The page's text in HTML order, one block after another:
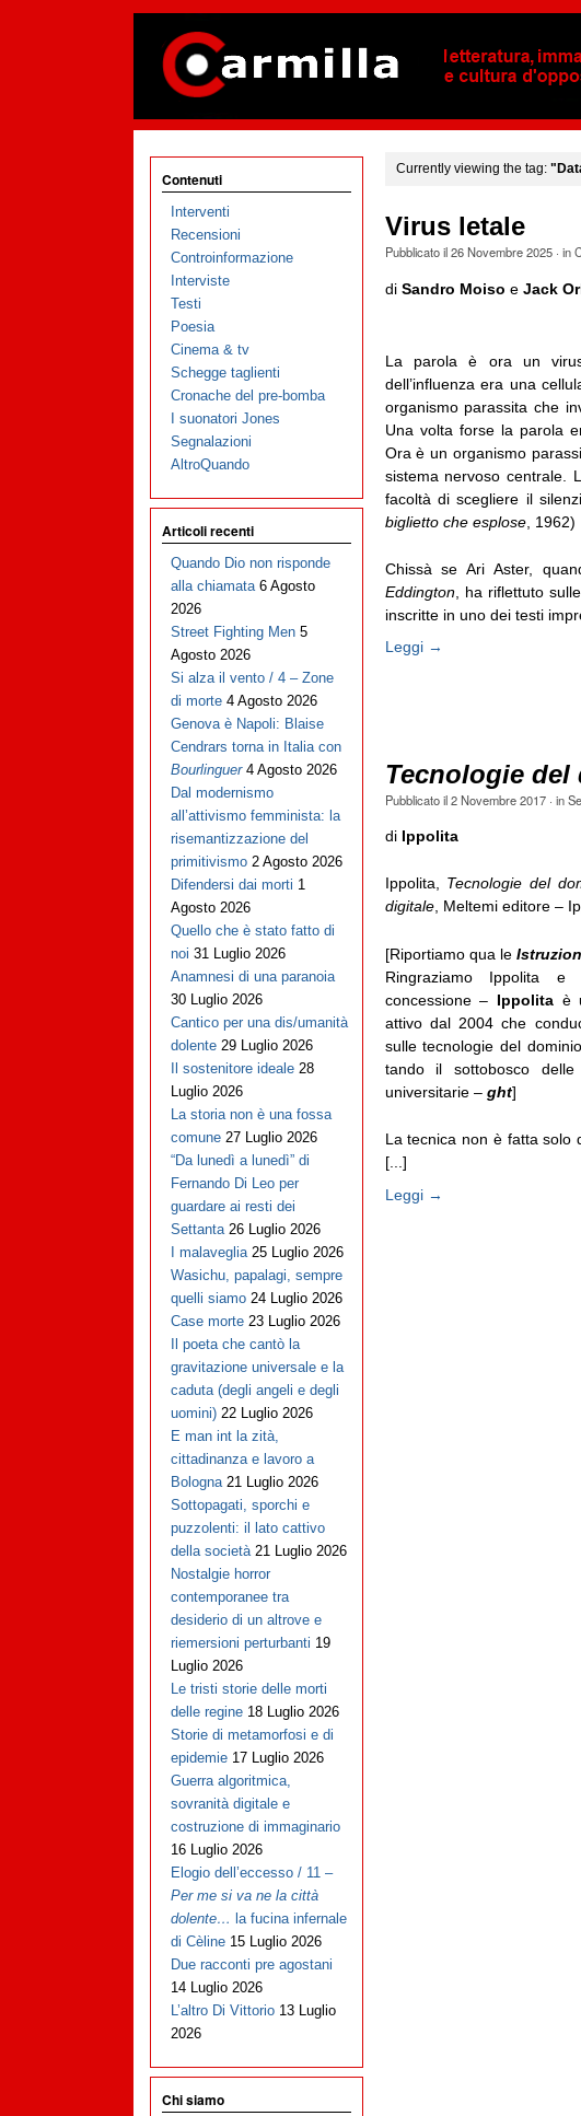
Currently viewing the tag:
Virus letale
Pubblicato il26 Novembre 2025· in
di Sandro Moiso e Jack
La parola è ora un
dell’influenza era una
organismo parassita che
Una volta forse la parola
Ora è un organismo
sistema nervoso centrale.
facoltà di scegliere il
biglietto che esplose, 1962)
Chissà se Ari Aster,
Eddington, ha riflettuto
inscritte in uno dei testi
Leggi →
Tecnologie del
Pubblicato il2 Novembre 2017· in
diIppolita
Ippolita, Tecnologie del
digitale, Meltemi editore –
[Riportiamo qua le
Ringraziamo Ippolita
concessione – Ippolitaè
attivo dal 2004 che
sulle tecnologie del
tando il sottobosco
universitarie – ght]
La tecnica non è fatta solo
[...]
Leggi →
Contenuti
Interventi
Recensioni
Controinformazione
Interviste
Testi
Poesia
Cinema & tv
Schegge taglienti
Cronache del pre-bomba
I suonatori Jones
Segnalazioni
AltroQuando
Articoli recenti
Quando Dio non risponde
alla chiamata 6 Agosto
2026
Street Fighting Men 5
Agosto 2026
Si alza il vento / 4 – Zone
di morte 4 Agosto 2026
Genova è Napoli: Blaise
Cendrars torna in Italia con
Bourlinguer 4 Agosto 2026
Dal modernismo
all’attivismo femminista: la
risemantizzazione del
primitivismo 2 Agosto 2026
Difendersi dai morti 1
Agosto 2026
Quello che è stato fatto di
noi 31 Luglio 2026
Anamnesi di una paranoia
30 Luglio 2026
Cantico per una dis/umanità
dolente 29 Luglio 2026
Il sostenitore ideale 28
Luglio 2026
La storia non è una fossa
comune 27 Luglio 2026
“Da lunedì a lunedì” di
Fernando Di Leo per
guardare ai resti dei
Settanta 26 Luglio 2026
I malaveglia 25 Luglio 2026
Wasichu, papalagi, sempre
quelli siamo 24 Luglio 2026
Case morte 23 Luglio 2026
Il poeta che cantò la
gravitazione universale e la
caduta (degli angeli e degli
uomini) 22 Luglio 2026
E man int la zità,
cittadinanza e lavoro a
Bologna 21 Luglio 2026
Sottopagati, sporchi e
puzzolenti: il lato cattivo
della società 21 Luglio 2026
Nostalgie horror
contemporanee tra
desiderio di un altrove e
riemersioni perturbanti 19
Luglio 2026
Le tristi storie delle morti
delle regine 18 Luglio 2026
Storie di metamorfosi e di
epidemie 17 Luglio 2026
Guerra algoritmica,
sovranità digitale e
costruzione di immaginario
16 Luglio 2026
Elogio dell’eccesso / 11 –
Per me si va ne la città
dolente… la fucina infernale
di Cèline 15 Luglio 2026
Due racconti pre agostani
14 Luglio 2026
L’altro Di Vittorio 13 Luglio
2026
Chi siamo